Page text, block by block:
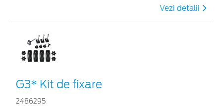
Vezi detalii
G3* Kit de fixare
2486295